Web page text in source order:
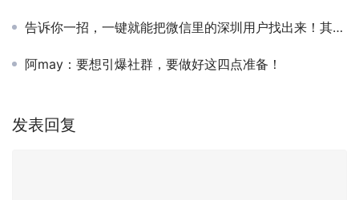
告诉你一招，一键就能把微信里的深圳用户找出来！其他地方也适用！
阿may：要想引爆社群，要做好这四点准备！
发表回复